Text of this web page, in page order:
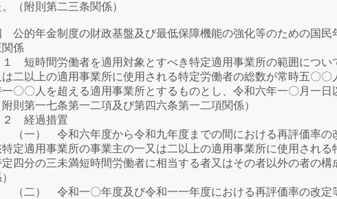
。（附則第二三条関係）
公的年金制度の財政基盤及び最低保障機能の強化等のための国
関係
短時間労働者を適用対象とすべき特定適用事業所の範囲につい
は二以上の適用事業所に使用される特定労働者の総数が常時五〇
一〇〇人を超える適用事業所とするものとし、令和六年一〇月一
附則第一七条第一二項及び第四六条第一二項関係）
経過措置
一） 令和六年度から令和九年度までの間における再評価率の
特定適用事業所の事業主の一又は二以上の適用事業所に使用され
定四分の三未満短時間労働者に相当する者又はその者以外の者の
二） 令和一〇年度及び令和一一年度における再評価率の改定